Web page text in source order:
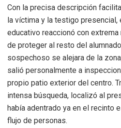
Con la precisa descripción
la víctima y la testigo
educativo reaccionó con
de proteger al resto del
sospechoso se alejara de la
salió personalmente a
propio patio exterior del centro.
intensa búsqueda, localizó al
había adentrado ya en el recinto
flujo de personas.